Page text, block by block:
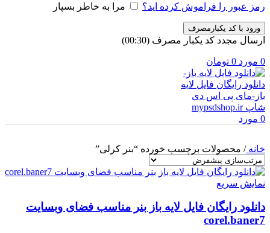
رمز عبور را فراموش کرده اید؟ مرا به خاطر بسپار
ورود با کد یکبارمصرف
ارسال مجدد کد یکبار مصرف (00:
30
)
0 مورد 0 تومان
0 مورد
خانه/ محصولات برچسب خورده “بنر کرلی”
نمایش سریع
دانلود رایگان فایل لایه باز بنر مناسب فضای وبسایت
corel.baner7